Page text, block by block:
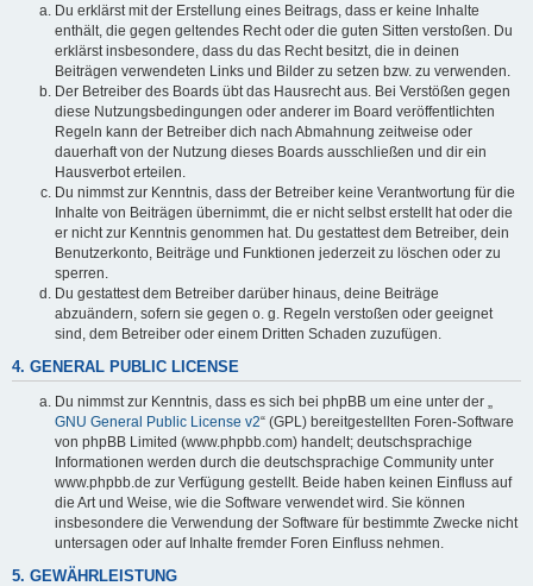
Du erklärst mit der Erstellung eines Beitrags, dass er keine Inhalte
enthält, die gegen geltendes Recht oder die guten Sitten verstoßen. Du
erklärst insbesondere, dass du das Recht besitzt, die in deinen
Beiträgen verwendeten Links und Bilder zu setzen bzw. zu verwenden.
Der Betreiber des Boards übt das Hausrecht aus. Bei Verstößen gegen
diese Nutzungsbedingungen oder anderer im Board veröffentlichten
Regeln kann der Betreiber dich nach Abmahnung zeitweise oder
dauerhaft von der Nutzung dieses Boards ausschließen und dir ein
Hausverbot erteilen.
Du nimmst zur Kenntnis, dass der Betreiber keine Verantwortung für die
Inhalte von Beiträgen übernimmt, die er nicht selbst erstellt hat oder die
er nicht zur Kenntnis genommen hat. Du gestattest dem Betreiber, dein
Benutzerkonto, Beiträge und Funktionen jederzeit zu löschen oder zu
sperren.
Du gestattest dem Betreiber darüber hinaus, deine Beiträge
abzuändern, sofern sie gegen o. g. Regeln verstoßen oder geeignet
sind, dem Betreiber oder einem Dritten Schaden zuzufügen.
4. GENERAL PUBLIC LICENSE
Du nimmst zur Kenntnis, dass es sich bei phpBB um eine unter der „
GNU General Public License v2“ (GPL) bereitgestellten Foren-Software
von phpBB Limited (www.phpbb.com) handelt; deutschsprachige
Informationen werden durch die deutschsprachige Community unter
www.phpbb.de zur Verfügung gestellt. Beide haben keinen Einfluss auf
die Art und Weise, wie die Software verwendet wird. Sie können
insbesondere die Verwendung der Software für bestimmte Zwecke nicht
untersagen oder auf Inhalte fremder Foren Einfluss nehmen.
5. GEWÄHRLEISTUNG